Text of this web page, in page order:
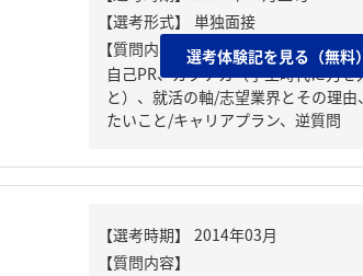
【質問内容・課題】
自己PR、ガクチカ（学生時代に力を
と）、就活の軸/志望業界とその理由
たいこと/キャリアプラン、逆質問
選考体験記を見る（無料）
【質問内容】